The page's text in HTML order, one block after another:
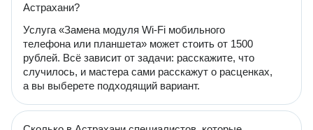
Астрахани?
Услуга «Замена модуля Wi-Fi мобильного
телефона или планшета» может стоить от 1500
рублей. Всё зависит от задачи: расскажите, что
случилось, и мастера сами расскажут о расценках,
а вы выберете подходящий вариант.